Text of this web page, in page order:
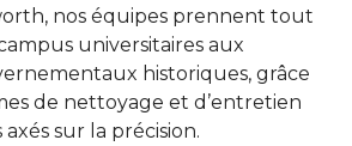
nos équipes prennent tout
universitaires aux
historiques, grâce
de nettoyage et d’entretien
sur la précision.